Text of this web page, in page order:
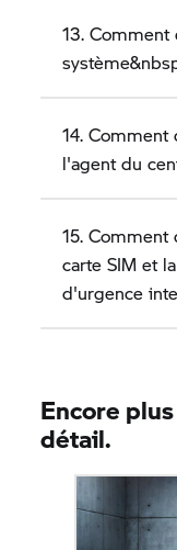
13.
14. Comment
l'agent du
15. Comment
carte SIM et
d'urgence
Encore
détail.